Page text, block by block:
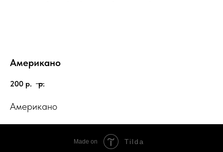
Американо
200 р. р.
Американо
Made on Tilda